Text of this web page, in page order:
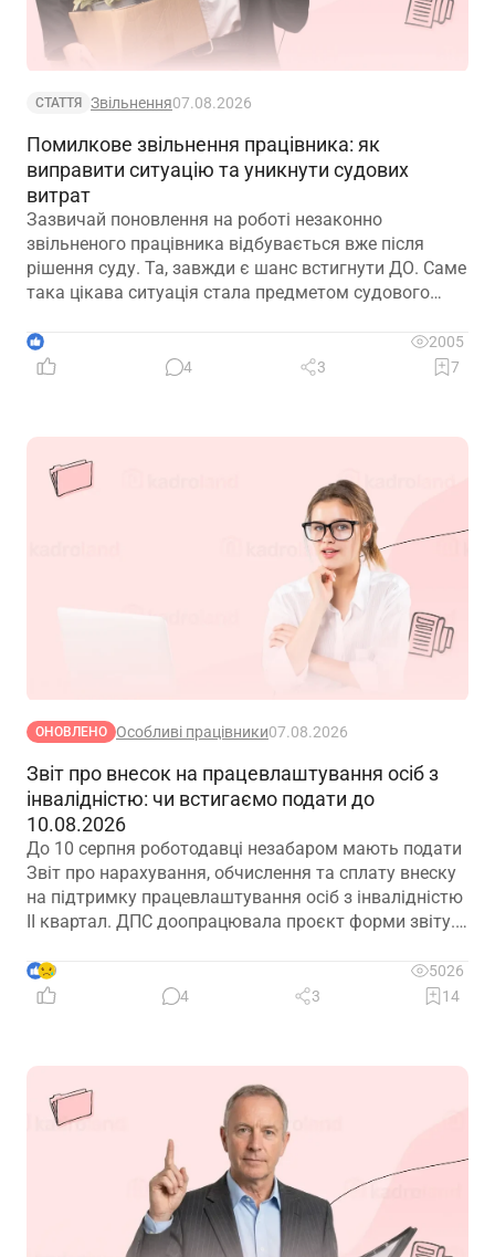
СТАТТЯ Звільнення07.08.2026
Помилкове звільнення працівника: як
виправити ситуацію та уникнути судових
витрат
Зазвичай поновлення на роботі незаконно
звільненого працівника відбувається вже після
рішення суду. Та, завжди є шанс встигнути ДО. Саме
така цікава ситуація стала предметом судового
скасував помилково виданий наказ про звільнення.
Розберемо її докладно
1
2005
4
3 7
ОНОВЛЕНО Особливі працівники07.08.2026
Звіт про внесок на працевлаштування осіб з
інвалідністю: чи встигаємо подати до
10.08.2026
До 10 серпня роботодавці незабаром мають подати
Звіт про нарахування, обчислення та сплату внеску
на підтримку працевлаштування осіб з інвалідністю
ІІ квартал. ДПС доопрацювала проєкт форми звіту.
далі
9
5026
4
3 14